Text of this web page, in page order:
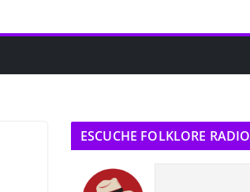
ESCUCHE FOLKLORE RADIO